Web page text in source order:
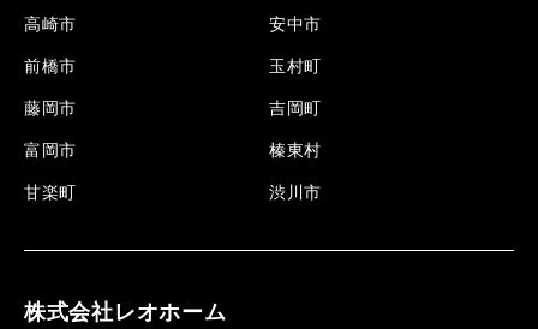
高崎市
前橋市
藤岡市
富岡市
甘楽町
安中市
玉村町
吉岡町
榛東村
渋川市
株式会社レオホーム